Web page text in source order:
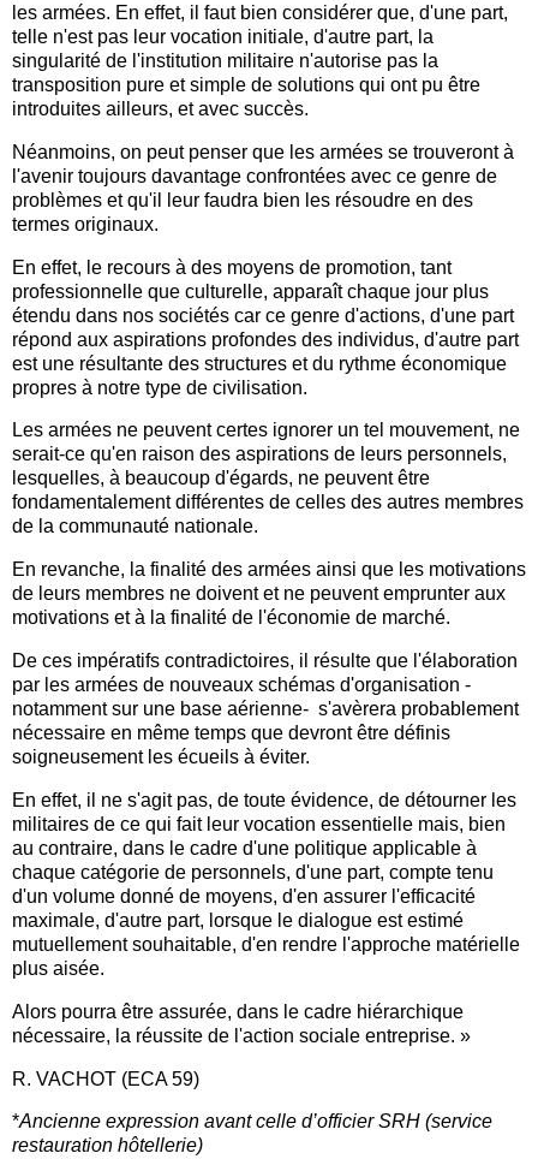
les armées. En effet, il faut bien considérer que, d'une part,
telle n'est pas leur vocation initiale, d'autre part, la
singularité de l'institution militaire n'autorise pas la
transposition pure et simple de solutions qui ont pu être
introduites ailleurs, et avec succès.
Néanmoins, on peut penser que les armées se trouveront à
l'avenir toujours davantage confrontées avec ce genre de
problèmes et qu'il leur faudra bien les résoudre en des
termes originaux.
En effet, le recours à des moyens de promotion, tant
professionnelle que culturelle, apparaît chaque jour plus
étendu dans nos sociétés car ce genre d'actions, d'une part
répond aux aspirations profondes des individus, d'autre part
est une résultante des structures et du rythme économique
propres à notre type de civilisation.
Les armées ne peuvent certes ignorer un tel mouvement, ne
serait-ce qu'en raison des aspirations de leurs personnels,
lesquelles, à beaucoup d'égards, ne peuvent être
fondamentalement différentes de celles des autres membres
de la communauté nationale.
En revanche, la finalité des armées ainsi que les motivations
de leurs membres ne doivent et ne peuvent emprunter aux
motivations et à la finalité de l'économie de marché.
De ces impératifs contradictoires, il résulte que l'élaboration
par les armées de nouveaux schémas d'organisation -
notamment sur une base aérienne- s'avèrera probablement
nécessaire en même temps que devront être définis
soigneusement les écueils à éviter.
En effet, il ne s'agit pas, de toute évidence, de détourner les
militaires de ce qui fait leur vocation essentielle mais, bien
au contraire, dans le cadre d'une politique applicable à
chaque catégorie de personnels, d'une part, compte tenu
d'un volume donné de moyens, d'en assurer l'efficacité
maximale, d'autre part, lorsque le dialogue est estimé
mutuellement souhaitable, d'en rendre l'approche matérielle
plus aisée.
Alors pourra être assurée, dans le cadre hiérarchique
nécessaire, la réussite de l'action sociale entreprise. »
R. VACHOT (ECA 59)
*Ancienne expression avant celle d’officier SRH (service
restauration hôtellerie)